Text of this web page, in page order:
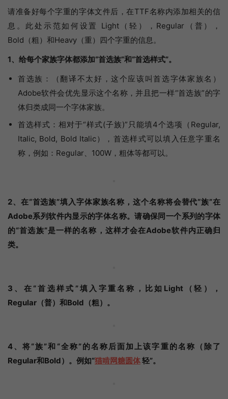
请准备好每个字重的字体文件后，在TTF名称内添加相关的信
息。此处示范如何设置 Light（轻），Regular（普），
Bold（粗）和Heavy（重）四个字重的信息。
1、给每个家族字体都添加“首选族”和“首选样式”。
首选族：（翻译不太好，这个应该叫首选字体家族名）
Adobe软件会优先显示这个名称，并且把一样“首选族”的字
体归类成同一个字体家族。
首选样式：相对于“样式(子族)”只能填4个选项（Regular,
Italic, Bold, Bold Italic），首选样式可以填入任意字重名
称，例如：Regular、100W，粗体等都可以。
2、在“首选族”填入字体家族名称，这个名称将会替代“族”在
Adobe系列软件内显示的字体名称。请确保同一个系列的字体
的“首选族”是一样的名称，这样才会在Adobe软件内正确归
类。
3、在“首选样式”填入字重名称，比如Light（轻），
Regular（普）和Bold（粗）。
4、将“族”和“全称”的名称后面加上该字重的名称（除了
Regular和Bold）。例如“猫啃网糖圆体轻”。